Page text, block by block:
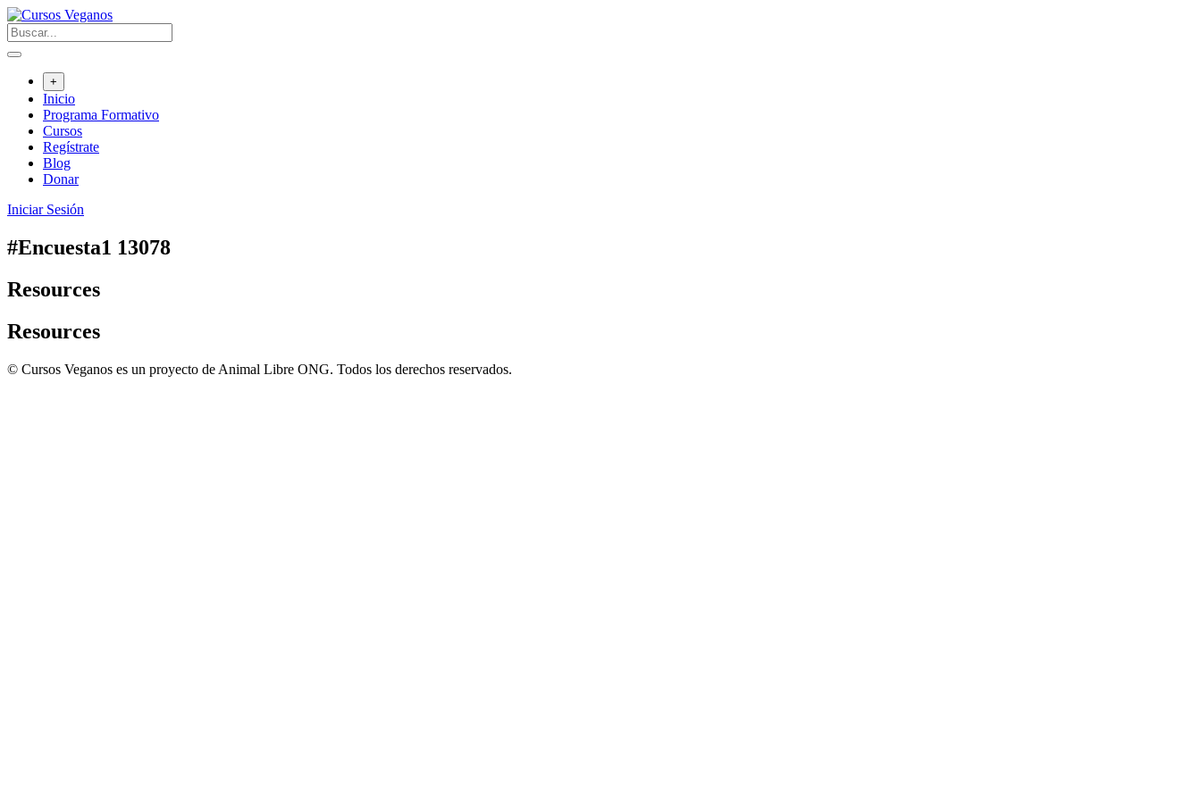
Saltar
al
contenido
+
Inicio
Programa Formativo
Cursos
Regístrate
Blog
Donar
Iniciar Sesión
#Encuesta1 13078
Resources
Resources
© Cursos Veganos es un proyecto de Animal Libre ONG. Todos los derechos reservados.